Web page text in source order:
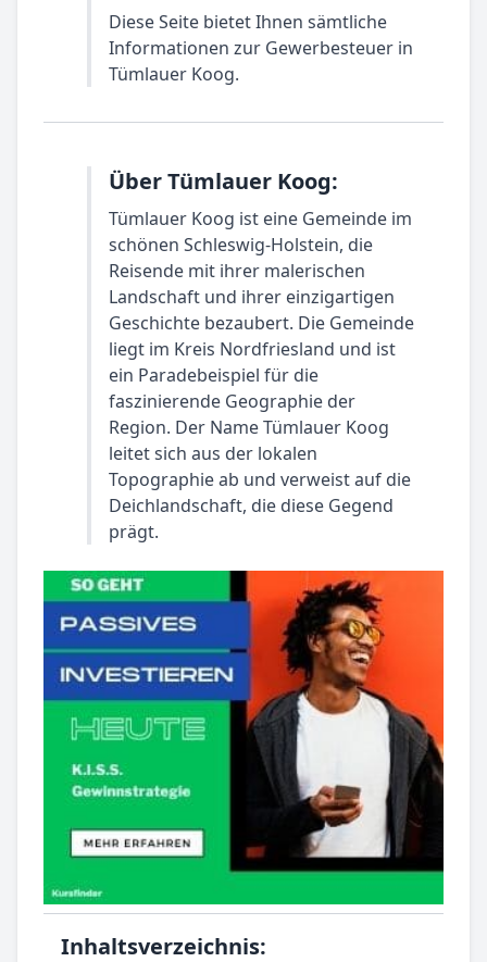
Diese Seite bietet Ihnen sämtliche
Informationen zur Gewerbesteuer in
Tümlauer Koog.
Über Tümlauer Koog:
Tümlauer Koog ist eine Gemeinde im
schönen Schleswig-Holstein, die
Reisende mit ihrer malerischen
Landschaft und ihrer einzigartigen
Geschichte bezaubert. Die Gemeinde
liegt im Kreis Nordfriesland und ist
ein Paradebeispiel für die
faszinierende Geographie der
Region. Der Name Tümlauer Koog
leitet sich aus der lokalen
Topographie ab und verweist auf die
Deichlandschaft, die diese Gegend
prägt.
Inhaltsverzeichnis: